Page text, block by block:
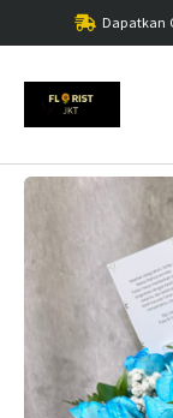
Dapatkan